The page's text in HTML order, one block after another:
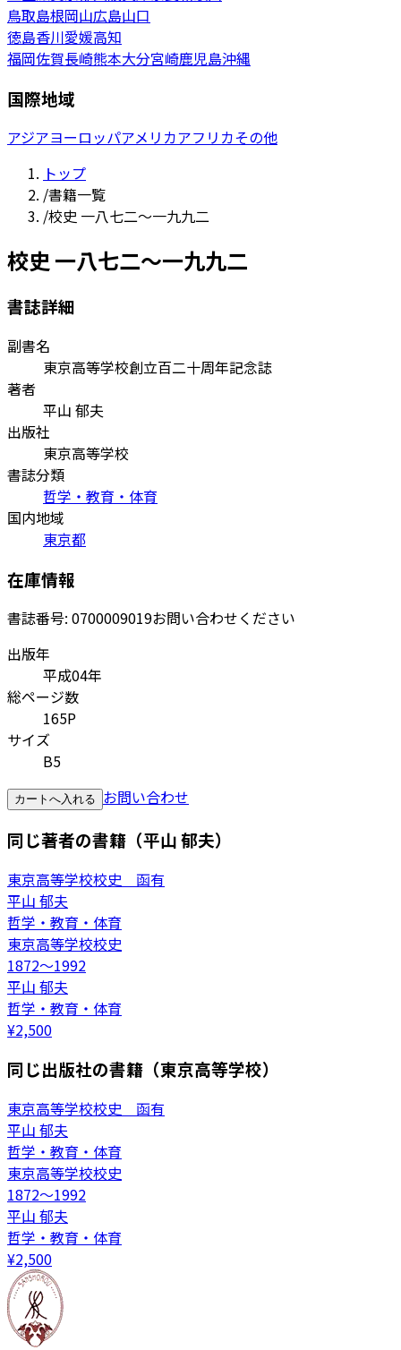
鳥取島根岡山広島山口
徳島香川愛媛高知
福岡佐賀長崎熊本大分宮崎鹿児島沖縄
国際地域
アジアヨーロッパアメリカアフリカその他
トップ
/書籍一覧
/校史 一八七二～一九九二
校史 一八七二～一九九二
書誌詳細
副書名
東京高等学校創立百二十周年記念誌
著者
平山 郁夫
出版社
東京高等学校
書誌分類
哲学・教育・体育
国内地域
東京都
在庫情報
書誌番号: 0700009019お問い合わせください
出版年
平成04年
総ページ数
165P
サイズ
B5
カートへ入れる お問い合わせ
同じ著者の書籍（平山 郁夫）
東京高等学校校史 函有
平山 郁夫
哲学・教育・体育
東京高等学校校史
1872～1992
平山 郁夫
哲学・教育・体育
¥2,500
同じ出版社の書籍（東京高等学校）
東京高等学校校史 函有
平山 郁夫
哲学・教育・体育
東京高等学校校史
1872～1992
平山 郁夫
哲学・教育・体育
¥2,500